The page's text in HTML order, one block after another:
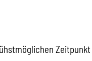
Zeitpunkt